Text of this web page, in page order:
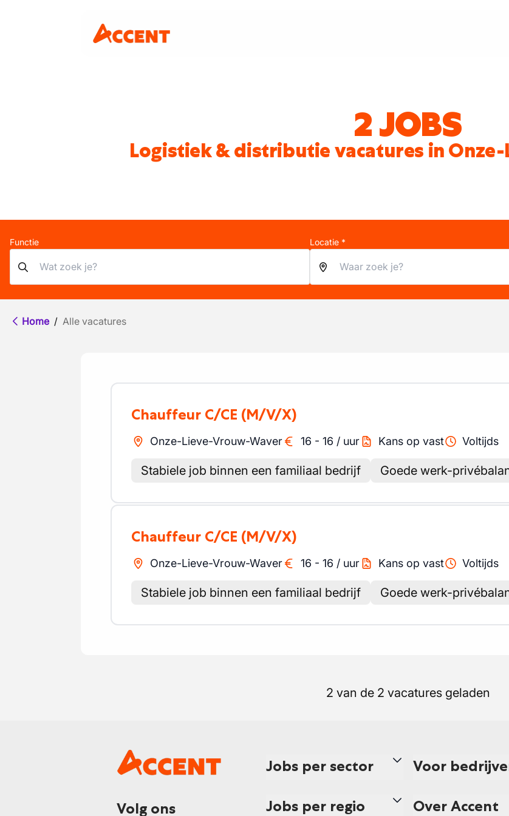
2 JOBS
Logistiek & distributie vacatures in
Functie Locatie *
Home / Alle vacatures
Chauffeur C/CE (M/V/X)
Onze-Lieve-Vrouw-Waver 16 - 16 / uur Kans op vast Voltijds
Stabiele job binnen een familiaal bedrijf Goede werk-
Chauffeur C/CE (M/V/X)
Onze-Lieve-Vrouw-Waver 16 - 16 / uur Kans op vast Voltijds
Stabiele job binnen een familiaal bedrijf Goede werk-
2 van de 2 vacatures geladen
Volg ons
Jobs per sector
Jobs per regio
Voor
Over Accent